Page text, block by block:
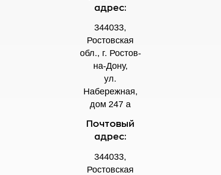
адрес:
344033,
Ростовская
обл., г. Ростов-
на-Дону,
ул.
Набережная,
дом 247 а
Почтовый
адрес:
344033,
Ростовская